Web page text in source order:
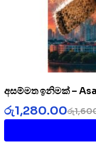
අසම්මත ඉනිමක් –
රු
රු1,280.00